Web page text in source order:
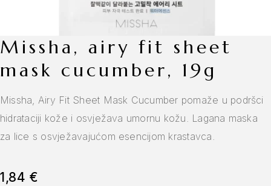
missha, airy fit sheet
mask cucumber, 19g
Missha, Airy Fit Sheet Mask Cucumber pomaže u podršci
hidrataciji kože i osvježava umornu kožu. Lagana maska
za lice s osvježavajućom esencijom krastavca.
1,84€